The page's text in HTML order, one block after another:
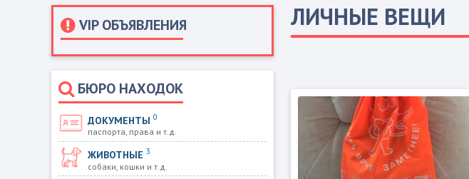
VIP ОБЪЯВЛЕНИЯ
БЮРО НАХОДОК
ДОКУМЕНТЫ 0
паспорта, права и т.д.
ЖИВОТНЫЕ 3
собаки, кошки и т.д.
ЛИЧНЫЕ ВЕЩИ